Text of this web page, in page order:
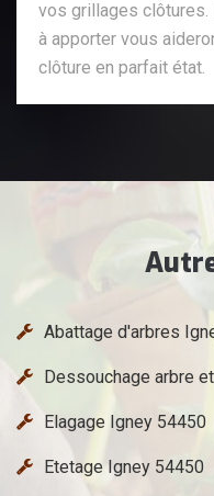
vos grillages
à apporter vous
clôture en parfait état.
Abattage d'arbres
Dessouchage arbre
Elagage Igney 54450
Etetage Igney 54450